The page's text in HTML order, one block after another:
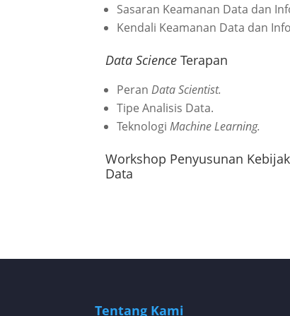
Sasaran Keamanan Data dan
Kendali Keamanan Data dan
Data Science Terapan
PeranData Scientist.
Tipe Analisis Data.
TeknologiMachine Learning.
Workshop Penyusunan
Data
Tentang Kami